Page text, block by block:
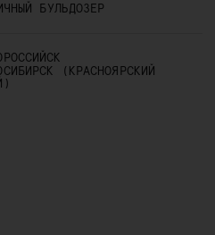
БУЛЬДОЗЕР
(КРАСНОЯРСКИЙ